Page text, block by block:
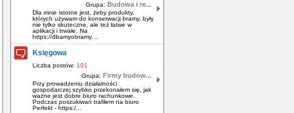
Grupa: Budowa i re...
Dla mnie istotne jest, żeby produkty,
których używam do konserwacji bramy, były
nie tylko skuteczne, ale też łatwe w
aplikacji i trwałe. Na
https://dbamyobramy....
Księgowa
Liczba postów: 101
Grupa: Firmy budow...
Przy prowadzeniu działalności
gospodarczej szybko przekonałem się, jak
ważne jest dobre biuro rachunkowe.
Podczas poszukiwań trafiłem na biuro
Perfekt - https:/...